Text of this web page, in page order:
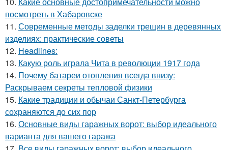
посмотреть в Хабаровске
11. Современные методы заделки трещин в деревянных
изделиях: практические советы
12. Headlines:
13. Какую роль играла Чита в революции 1917 года
14. Почему батареи отопления всегда внизу:
Раскрываем секреты тепловой физики
15. Какие традиции и обычаи Санкт-Петербурга
сохраняются до сих пор
16. Основные виды гаражных ворот: выбор идеального
варианта для вашего гаража